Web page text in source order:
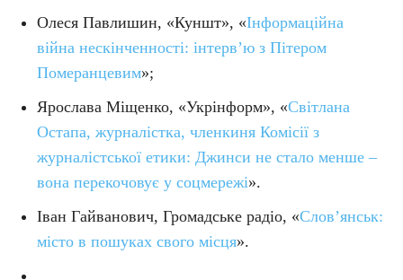
Олеся Павлишин, «Куншт», «Інформаційна
війна нескінченності: інтерв’ю з Пітером
Померанцевим»;
Ярослава Міщенко, «Укрінформ», «Світлана
Остапа, журналістка, членкиня Комісії з
журналістської етики: Джинси не стало менше –
вона перекочовує у соцмережі».
Іван Гайванович, Громадське радіо, «Слов’янськ:
місто в пошуках свого місця».